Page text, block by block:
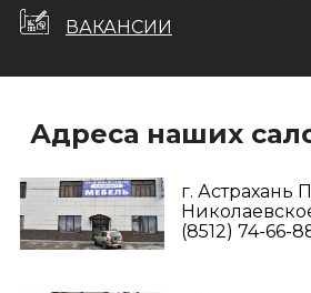
ВАКАНСИИ
Адреса наших
г. Астрахань
(8512) 74-66-